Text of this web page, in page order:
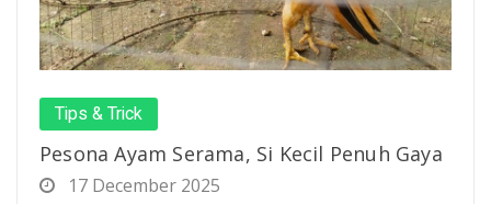
Tips & Trick
Pesona Ayam Serama, Si Kecil Penuh Gaya
17 December 2025